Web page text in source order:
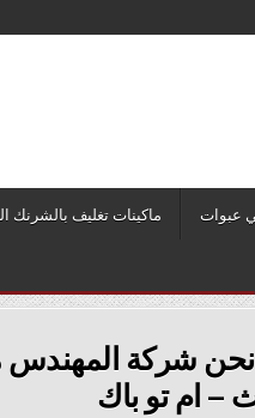
عبوات ماكينات تغليف بالشرنك
نحن شركة
– ام تو باك